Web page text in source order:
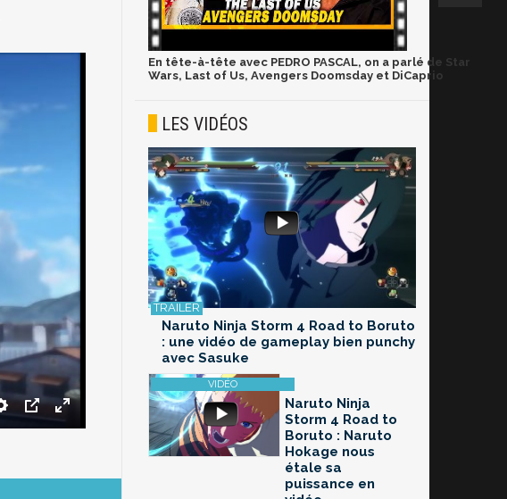
En tête-à-tête avec PEDRO PASCAL, on a parlé de Star
Wars, Last of Us, Avengers Doomsday et DiCaprio
LES VIDÉOS
Naruto Ninja Storm 4 Road to Boruto
: une vidéo de gameplay bien punchy
avec Sasuke
Naruto Ninja
Storm 4 Road to
Boruto : Naruto
Hokage nous
étale sa
puissance en